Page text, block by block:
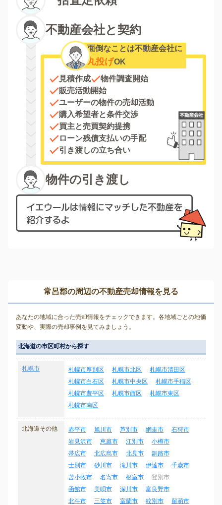
不動産会社と契約
面倒なことは不動産会社に
丸投げOK
見積作成
物件調査開始
販売活動開始
ユーザーの物件の売却活動
購入希望者と条件交渉
買主と売買契約提携
ローン残債支払いの手配
引き渡しの立ち合い
物件の引き渡し
常呂郡の周辺の不動産売却情報を見る
あなたの地域に合った売却情報をチェックできます。各地域ごとの地価
変動や、実際の売却事例を見てみましょう。
北海道の市区町村から探す
札幌市 札幌市厚別区 札幌市北区
札幌市清田区
札幌市白石区
札幌市中央区
札幌市手稲区
札幌市豊平区
札幌市西区
札幌市東区
札幌市南区
北海道その他 赤平市 旭川市 芦別市 網走市
石狩市
岩見沢市
恵庭市 江別市
小樽市
帯広市
北広島市 北見市
釧路市
士別市
砂川市 滝川市 伊達市
千歳市
苫小牧市
名寄市 根室市
登別市
函館市
美唄市 深川市
富良野市
北斗市
三笠市 室蘭市 紋別市
留萌市